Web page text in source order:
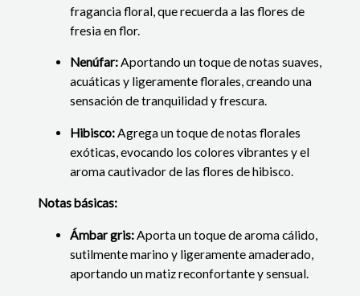
fragancia floral, que recuerda a las flores de
fresia en flor.
Nenúfar:Aportando un toque de notas suaves,
acuáticas y ligeramente florales, creando una
sensación de tranquilidad y frescura.
Hibisco:Agrega un toque de notas florales
exóticas, evocando los colores vibrantes y el
aroma cautivador de las flores de hibisco.
Notas básicas:
Ámbar gris:Aporta un toque de aroma cálido,
sutilmente marino y ligeramente amaderado,
aportando un matiz reconfortante y sensual.